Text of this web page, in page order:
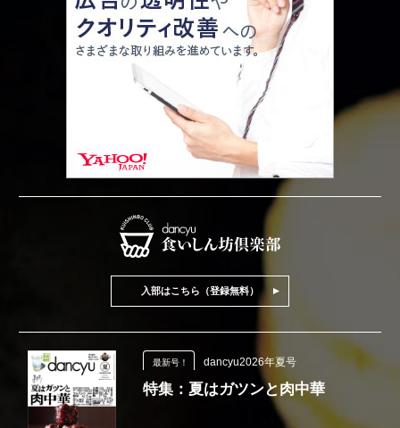
入部はこちら（登録無料）
最新号！ dancyu2026年夏号
特集：夏はガツンと肉中華